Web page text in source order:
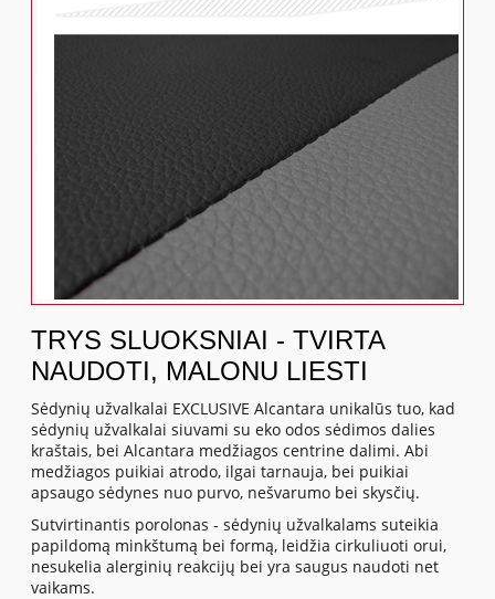
TRYS SLUOKSNIAI - TVIRTA
NAUDOTI, MALONU LIESTI
Sėdynių užvalkalai EXCLUSIVE Alcantara unikalūs tuo, kad
sėdynių užvalkalai siuvami su eko odos sėdimos dalies
kraštais, bei Alcantara medžiagos centrine dalimi. Abi
medžiagos puikiai atrodo, ilgai tarnauja, bei puikiai
apsaugo sėdynes nuo purvo, nešvarumo bei skysčių.
Sutvirtinantis porolonas - sėdynių užvalkalams suteikia
papildomą minkštumą bei formą, leidžia cirkuliuoti orui,
nesukelia alerginių reakcijų bei yra saugus naudoti net
vaikams.